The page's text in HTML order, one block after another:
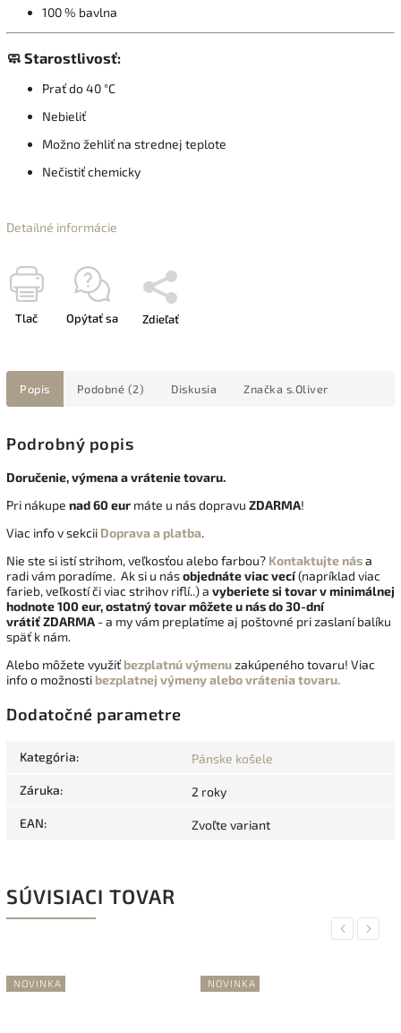
100 % bavlna
🧼 Starostlivosť:
Prať do 40 °C
Nebieliť
Možno žehliť na strednej teplote
Nečistiť chemicky
Detailné informácie
Tlač Opýtať sa Zdieľať
Popis Podobné (2) Diskusia Značka s.Oliver
Podrobný popis
Doručenie, výmena a vrátenie tovaru.
Pri nákupe nad 60 eur máte u nás dopravu ZDARMA!
Viac info v sekcii Doprava a platba.
Nie ste si istí strihom, veľkosťou alebo farbou? Kontaktujte nása
radi vám poradíme. Ak si u násobjednáte viac vecí(napríklad viac
farieb, veľkostí či viac strihov riflí..) a vyberiete si tovar v minimálnej
hodnote 100 eur, ostatný tovar môžete u nás do 30-dní
vrátiťZDARMA - a my vám preplatíme aj poštovné pri zaslaní balíku
späť k nám.
Alebo môžete využiť bezplatnú výmenuzakúpeného tovaru! Viac
info o možnosti bezplatnej výmeny alebo vrátenia tovaru.
Dodatočné parametre
Kategória: Pánske košele
Záruka: 2 roky
EAN: Zvoľte variant
SÚVISIACI TOVAR
Previous
NOVINKA NOVINKA
Next